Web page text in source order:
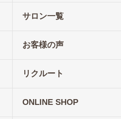
サロン一覧
お客様の声
リクルート
ONLINE SHOP